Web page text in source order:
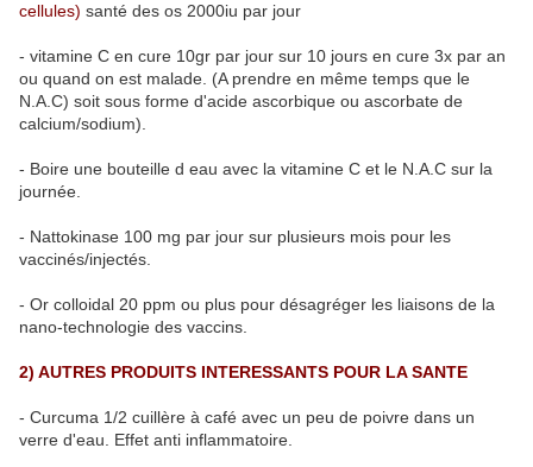
cellules) santé des os 2000iu par jour
- vitamine C en cure 10gr par jour sur 10 jours en cure 3x par an
ou quand on est malade. (A prendre en même temps que le
N.A.C) soit sous forme d'acide ascorbique ou ascorbate de
calcium/sodium).
- Boire une bouteille d eau avec la vitamine C et le N.A.C sur la
journée.
- Nattokinase 100 mg par jour sur plusieurs mois pour les
vaccinés/injectés.
- Or colloidal 20 ppm ou plus pour désagréger les liaisons de la
nano-technologie des vaccins.
2) AUTRES PRODUITS INTERESSANTS POUR LA SANTE
- Curcuma 1/2 cuillère à café avec un peu de poivre dans un
verre d'eau. Effet anti inflammatoire.